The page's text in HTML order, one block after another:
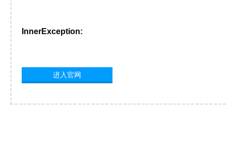
InnerException:
进入官网